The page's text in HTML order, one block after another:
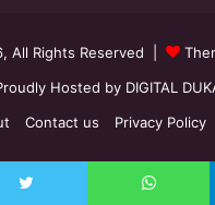
All Rights Reserved |
Hosted by DIGITAL
Contact us Privacy Policy